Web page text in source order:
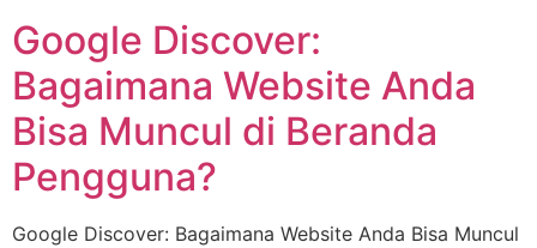
Google Discover:
Bagaimana Website Anda
Bisa Muncul di Beranda
Pengguna?
Google Discover: Bagaimana Website Anda Bisa Muncul